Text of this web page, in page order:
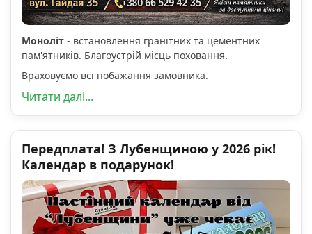
Моноліт - встановлення гранітних та цементних
пам'ятників. Благоустрій місць поховання.
Враховуємо всі побажання замовника.
Читати далі...
Передплата! З Лубенщиною у 2026 рік!
Календар в подарунок!